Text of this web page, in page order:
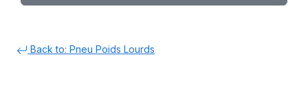
Back to: Pneu Poids Lourds